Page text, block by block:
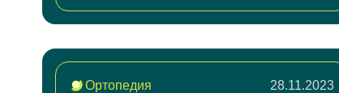
Ортопедия 28.11.2023